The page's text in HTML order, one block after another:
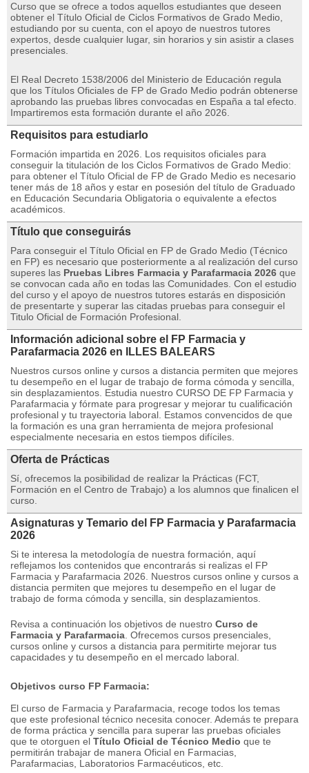
Curso que se ofrece a todos aquellos estudiantes que deseen
obtener el Título Oficial de Ciclos Formativos de Grado Medio,
estudiando por su cuenta, con el apoyo de nuestros tutores
expertos, desde cualquier lugar, sin horarios y sin asistir a clases
presenciales.
El Real Decreto 1538/2006 del Ministerio de Educación regula
que los Títulos Oficiales de FP de Grado Medio podrán obtenerse
aprobando las pruebas libres convocadas en España a tal efecto.
Impartiremos esta formación durante el año 2026.
Requisitos para estudiarlo
Formación impartida en 2026. Los requisitos oficiales para
conseguir la titulación de los Ciclos Formativos de Grado Medio:
para obtener el Título Oficial de FP de Grado Medio es necesario
tener más de 18 años y estar en posesión del título de Graduado
en Educación Secundaria Obligatoria o equivalente a efectos
académicos.
Título que conseguirás
Para conseguir el Título Oficial en FP de Grado Medio (Técnico
en FP) es necesario que posteriormente a al realización del curso
superes las Pruebas Libres Farmacia y Parafarmacia 2026 que
se convocan cada año en todas las Comunidades. Con el estudio
del curso y el apoyo de nuestros tutores estarás en disposición
de presentarte y superar las citadas pruebas para conseguir el
Titulo Oficial de Formación Profesional.
Información adicional sobre el FP Farmacia y
Parafarmacia 2026 en ILLES BALEARS
Nuestros cursos online y cursos a distancia permiten que mejores
tu desempeño en el lugar de trabajo de forma cómoda y sencilla,
sin desplazamientos. Estudia nuestro CURSO DE FP Farmacia y
Parafarmacia y fórmate para progresar y mejorar tu cualificación
profesional y tu trayectoria laboral. Estamos convencidos de que
la formación es una gran herramienta de mejora profesional
especialmente necesaria en estos tiempos difíciles.
Oferta de Prácticas
Sí, ofrecemos la posibilidad de realizar la Prácticas (FCT,
Formación en el Centro de Trabajo) a los alumnos que finalicen el
curso.
Asignaturas y Temario del FP Farmacia y Parafarmacia
2026
Si te interesa la metodología de nuestra formación, aquí
reflejamos los contenidos que encontrarás si realizas el FP
Farmacia y Parafarmacia 2026. Nuestros cursos online y cursos a
distancia permiten que mejores tu desempeño en el lugar de
trabajo de forma cómoda y sencilla, sin desplazamientos.
Revisa a continuación los objetivos de nuestro Curso de
Farmacia y Parafarmacia . Ofrecemos cursos presenciales,
cursos online y cursos a distancia para permitirte mejorar tus
capacidades y tu desempeño en el mercado laboral.
Objetivos curso FP Farmacia:
El curso de Farmacia y Parafarmacia, recoge todos los temas
que este profesional técnico necesita conocer. Además te prepara
de forma práctica y sencilla para superar las pruebas oficiales
que te otorguen el Título Oficial de Técnico Medio que te
permitirán trabajar de manera Oficial en Farmacias,
Parafarmacias, Laboratorios Farmacéuticos, etc.